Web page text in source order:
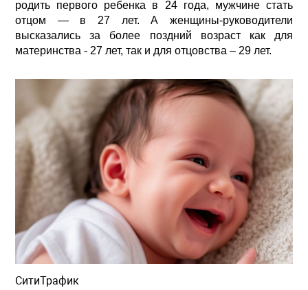
родить первого ребенка в 24 года, мужчине стать
отцом — в 27 лет. А женщины-руководители
высказались за более поздний возраст как для
материнства - 27 лет, так и для отцовства – 29 лет.
СитиТрафик